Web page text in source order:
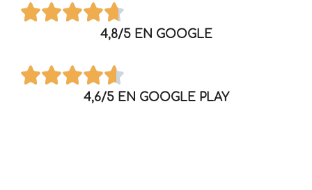
4,8/5 EN GOOGLE
4,6/5 EN GOOGLE PLAY